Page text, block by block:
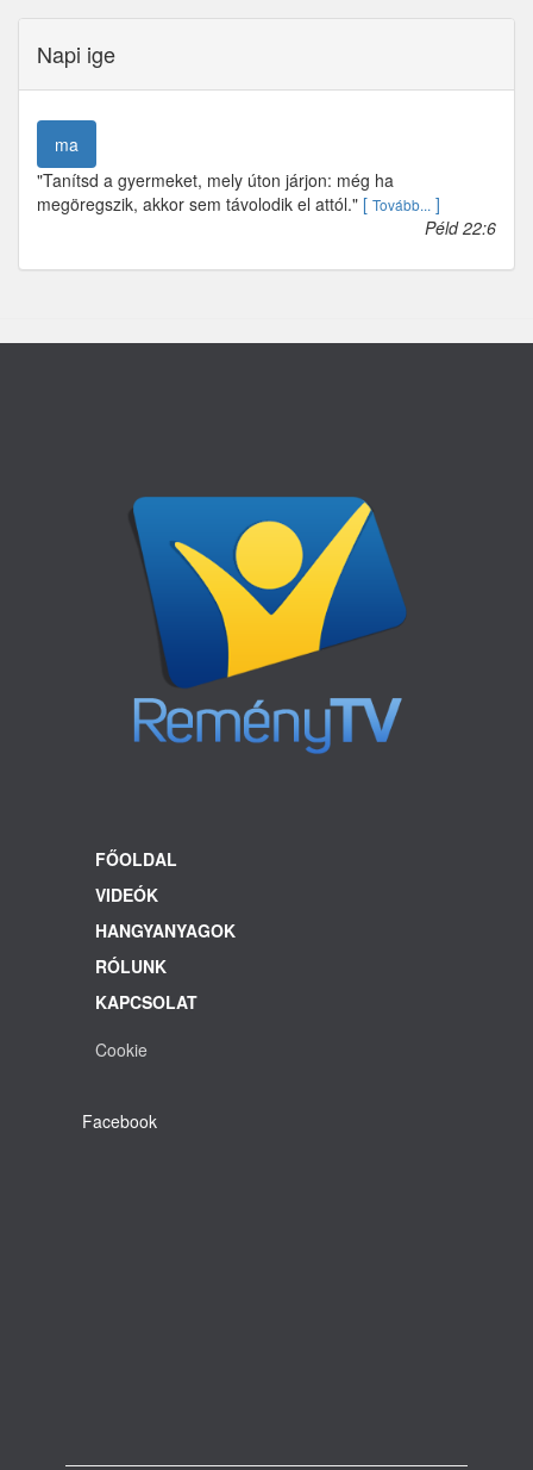
Napi ige
ma
"Tanítsd a gyermeket, mely úton járjon: még ha
megöregszik, akkor sem távolodik el attól." [ Tovább... ]
Péld 22:6
FŐOLDAL
VIDEÓK
HANGYANYAGOK
RÓLUNK
KAPCSOLAT
Cookie
Facebook